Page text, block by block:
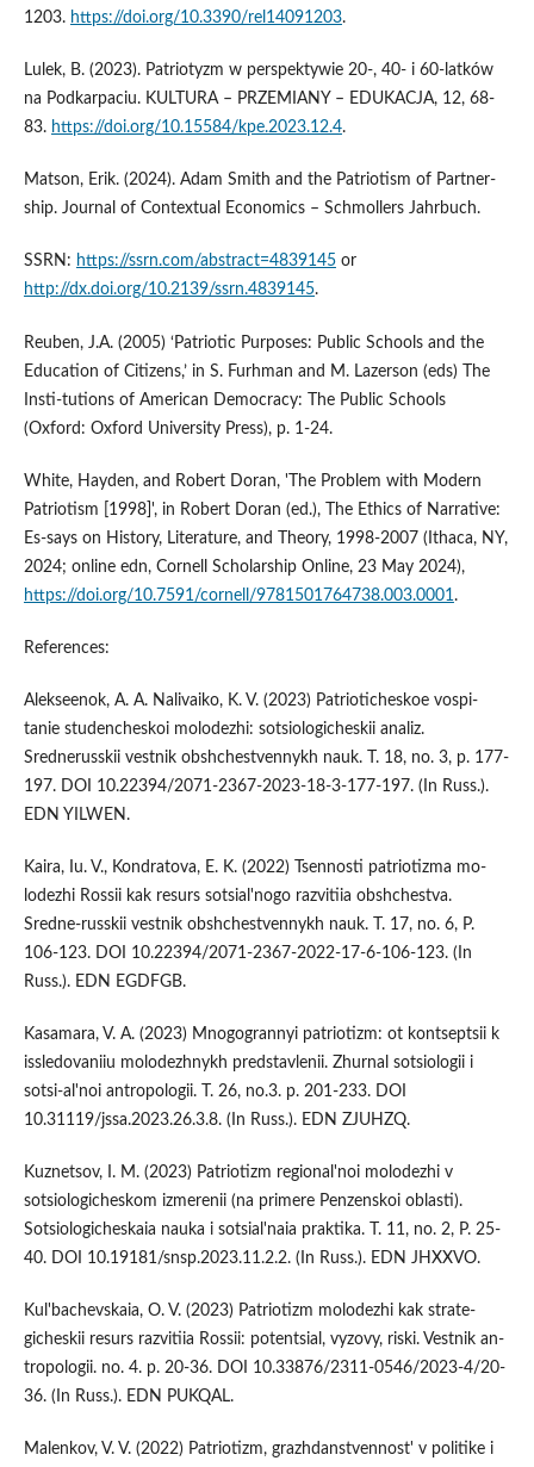
1203. https://doi.org/10.3390/rel14091203.
Lulek, B. (2023). Patriotyzm w perspektywie 20-, 40- i 60-latków
na Podkarpaciu. KULTURA – PRZEMIANY – EDUKACJA, 12, 68-
83. https://doi.org/10.15584/kpe.2023.12.4.
Matson, Erik. (2024). Adam Smith and the Patriotism of Partner-
ship. Journal of Contextual Economics – Schmollers Jahrbuch.
SSRN: https://ssrn.com/abstract=4839145or
http://dx.doi.org/10.2139/ssrn.4839145.
Reuben, J.A. (2005) ‘Patriotic Purposes: Public Schools and the
Education of Citizens,’ in S. Furhman and M. Lazerson (eds) The
Insti-tutions of American Democracy: The Public Schools
(Oxford: Oxford University Press), p. 1-24.
White, Hayden, and Robert Doran, 'The Problem with Modern
Patriotism [1998]', in Robert Doran (ed.), The Ethics of Narrative:
Es-says on History, Literature, and Theory, 1998-2007 (Ithaca, NY,
2024; online edn, Cornell Scholarship Online, 23 May 2024),
https://doi.org/10.7591/cornell/9781501764738.003.0001 .
References:
Alekseenok, A. A. Nalivaiko, K. V. (2023) Patrioticheskoe vospi-
tanie studencheskoi molodezhi: sotsiologicheskii analiz.
Srednerusskii vestnik obshchestvennykh nauk. T. 18, no. 3, p. 177-
197. DOI 10.22394/2071-2367-2023-18-3-177-197. (In Russ.).
EDN YILWEN.
Kaira, Iu. V., Kondratova, E. K. (2022) Tsennosti patriotizma mo-
lodezhi Rossii kak resurs sotsial'nogo razvitiia obshchestva.
Sredne-russkii vestnik obshchestvennykh nauk. T. 17, no. 6, P.
106-123. DOI 10.22394/2071-2367-2022-17-6-106-123. (In
Russ.). EDN EGDFGB.
Kasamara, V. A. (2023) Mnogogrannyi patriotizm: ot kontseptsii k
issledovaniiu molodezhnykh predstavlenii. Zhurnal sotsiologii i
sotsi-al'noi antropologii. T. 26, no.3. p. 201-233. DOI
10.31119/jssa.2023.26.3.8. (In Russ.). EDN ZJUHZQ.
Kuznetsov, I. M. (2023) Patriotizm regional'noi molodezhi v
sotsiologicheskom izmerenii (na primere Penzenskoi oblasti).
Sotsiologicheskaia nauka i sotsial'naia praktika. T. 11, no. 2, P. 25-
40. DOI 10.19181/snsp.2023.11.2.2. (In Russ.). EDN JHXXVO.
Kul'bachevskaia, O. V. (2023) Patriotizm molodezhi kak strate-
gicheskii resurs razvitiia Rossii: potentsial, vyzovy, riski. Vestnik an-
tropologii. no. 4. p. 20-36. DOI 10.33876/2311-0546/2023-4/20-
36. (In Russ.). EDN PUKQAL.
Malenkov, V. V. (2022) Patriotizm, grazhdanstvennost' v politike i